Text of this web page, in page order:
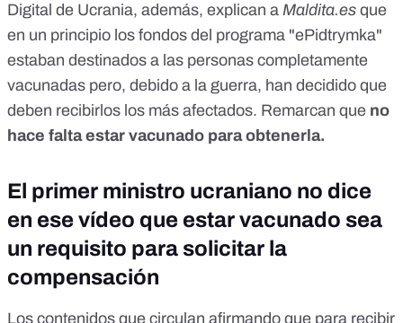
Digital de Ucrania, además, explican a Maldita.es que
en un principio los fondos del programa "ePidtrymka"
estaban destinados a las personas completamente
vacunadas pero, debido a la guerra, han decidido que
deben recibirlos los más afectados. Remarcan que no
hace falta estar vacunado para obtenerla.
El primer ministro ucraniano no dice
en ese vídeo que estar vacunado sea
un requisito para solicitar la
compensación
Los contenidos que circulan afirmando que para recibir